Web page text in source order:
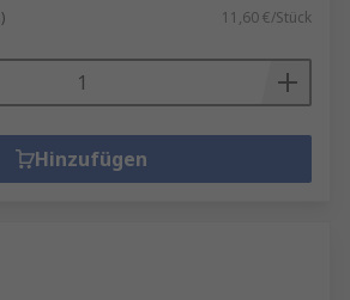
11,60 €/Stück
Hinzufügen